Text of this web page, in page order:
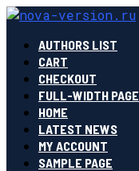
AUTHORS LIST
CART
CHECKOUT
FULL-WIDTH PAGE
HOME
LATEST NEWS
MY ACCOUNT
SAMPLE PAGE